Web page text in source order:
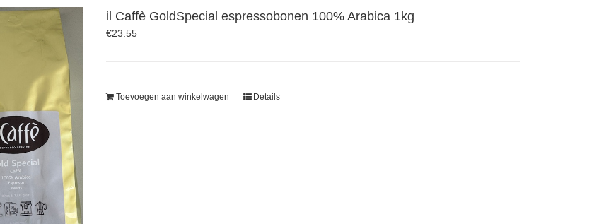
il Caffè GoldSpecial espressobonen 100% Arabica 1kg
€23.55
Toevoegen aan winkelwagen Details